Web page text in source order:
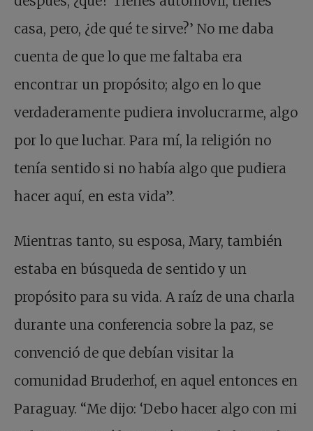
casa, pero, ¿de qué te sirve?’ No me daba
cuenta de que lo que me faltaba era
encontrar un propósito; algo en lo que
verdaderamente pudiera involucrarme, algo
por lo que luchar. Para mí, la religión no
tenía sentido si no había algo que pudiera
hacer aquí, en esta vida”.
Mientras tanto, su esposa, Mary, también
estaba en búsqueda de sentido y un
propósito para su vida. A raíz de una charla
durante una conferencia sobre la paz, se
convenció de que debían visitar la
comunidad Bruderhof, en aquel entonces en
Paraguay. “Me dijo: ‘Debo hacer algo con mi